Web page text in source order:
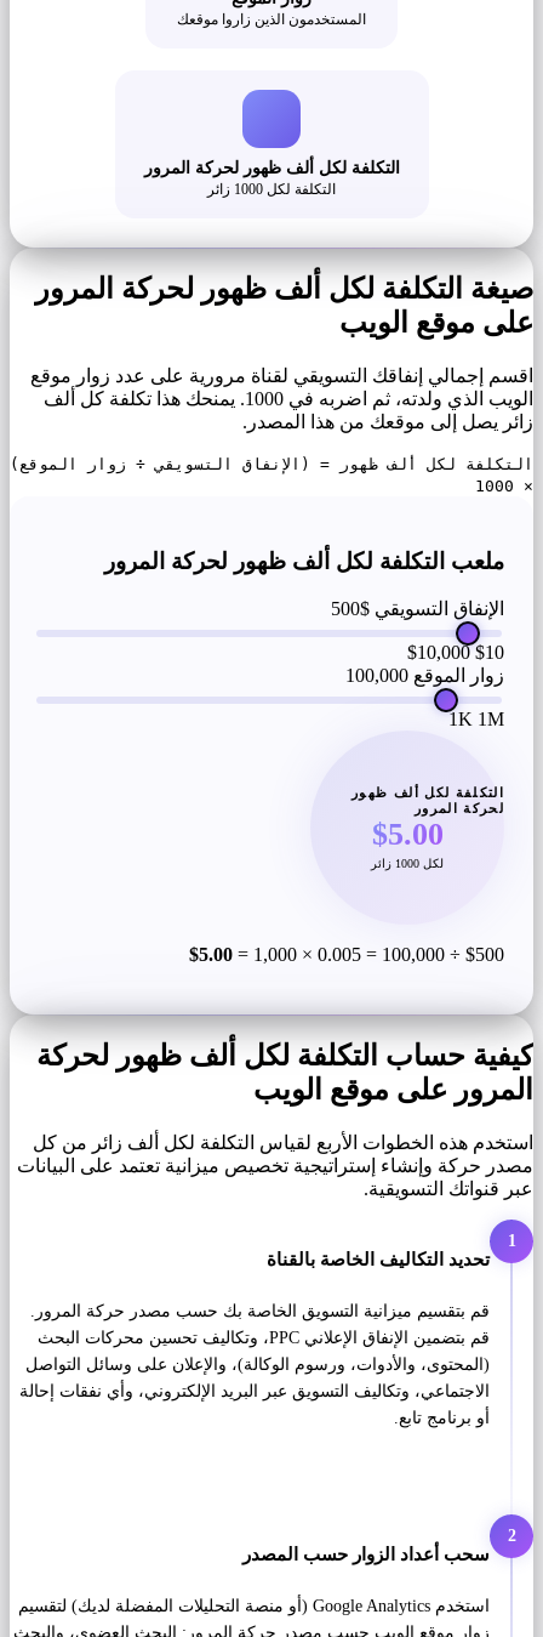
المستخدمون الذين زاروا موقعك
التكلفة لكل ألف ظهور لحركة المرور
التكلفة لكل 1000 زائر
صيغة التكلفة لكل ألف ظهور لحركة المرور
على موقع الويب
اقسم إجمالي إنفاقك التسويقي لقناة مرورية على عدد زوار موقع
الويب الذي ولدته، ثم اضربه في 1000. يمنحك هذا تكلفة كل ألف
زائر يصل إلى موقعك من هذا المصدر.
التكلفة لكل ألف ظهور = (الإنفاق التسويقي ÷ زوار الموقع)
× 1000
ملعب التكلفة لكل ألف ظهور لحركة المرور
الإنفاق التسويقي $500
$10
$10,000
زوار الموقع 100,000
1K 1M
التكلفة لكل ألف ظهور
لحركة المرور
$5.00
لكل 1000 زائر
$500 ÷ 100,000 = 0.005 × 1,000 =
$5.00
كيفية حساب التكلفة لكل ألف ظهور لحركة
المرور على موقع الويب
استخدم هذه الخطوات الأربع لقياس التكلفة لكل ألف زائر من كل
مصدر حركة وإنشاء إستراتيجية تخصيص ميزانية تعتمد على البيانات
عبر قنواتك التسويقية.
1
تحديد التكاليف الخاصة بالقناة
قم بتقسيم ميزانية التسويق الخاصة بك حسب مصدر حركة المرور.
قم بتضمين الإنفاق الإعلاني PPC، وتكاليف تحسين محركات البحث
(المحتوى، والأدوات، ورسوم الوكالة)، والإعلان على وسائل التواصل
الاجتماعي، وتكاليف التسويق عبر البريد الإلكتروني، وأي نفقات إحالة
أو برنامج تابع.
2
سحب أعداد الزوار حسب المصدر
استخدم Google Analytics (أو منصة التحليلات المفضلة لديك) لتقسيم
زوار موقع الويب حسب مصدر حركة المرور: البحث العضوي، والبحث